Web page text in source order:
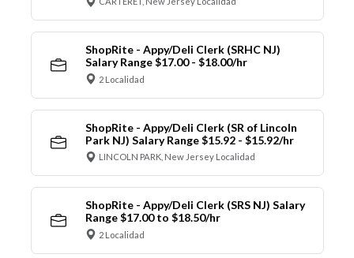
ShopRite - Appy/Deli Clerk (SRHC NJ)
Salary Range $17.00 - $18.00/hr
2 Localidad
ShopRite - Appy/Deli Clerk (SR of Lincoln
Park NJ) Salary Range $15.92 - $15.92/hr
LINCOLN PARK, New Jersey Localidad
ShopRite - Appy/Deli Clerk (SRS NJ) Salary
Range $17.00 to $18.50/hr
2 Localidad